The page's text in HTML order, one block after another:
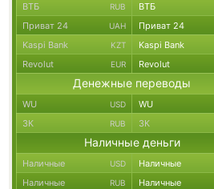
ВТБ RUB ВТБ
Приват 24 UAH Приват 24
Kaspi Bank KZT Kaspi Bank
Revolut EUR Revolut
Денежные переводы
WU USD WU
ЗК RUB ЗК
Наличные деньги
Наличные USD Наличные
Наличные RUB Наличные